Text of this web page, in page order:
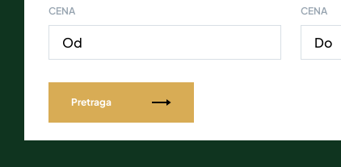
CENA CENA
Pretraga